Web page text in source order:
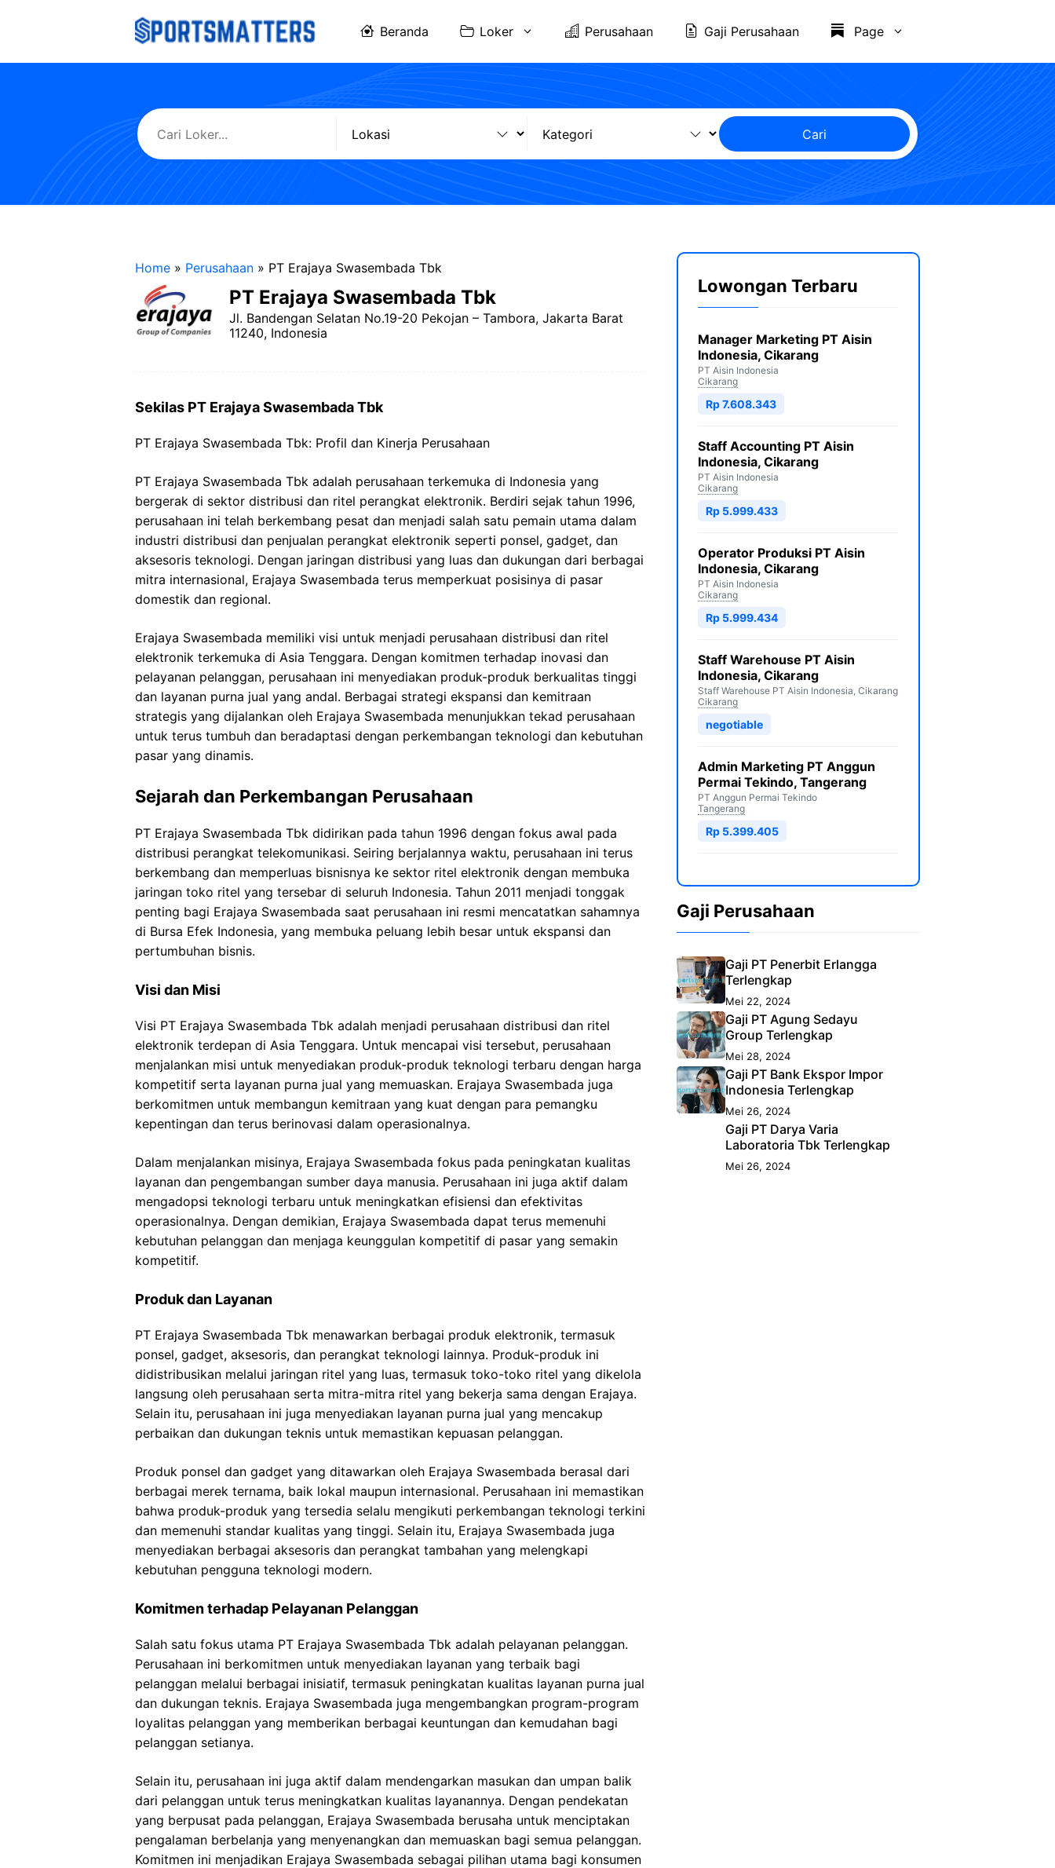
Beranda Loker Perusahaan Gaji Perusahaan Page
Cari
Home » Perusahaan » PT Erajaya Swasembada Tbk
PT Erajaya Swasembada Tbk
Jl. Bandengan Selatan No.19-20 Pekojan – Tambora, Jakarta Barat
11240, Indonesia
Sekilas PT Erajaya Swasembada Tbk
PT Erajaya Swasembada Tbk: Profil dan Kinerja Perusahaan
PT Erajaya Swasembada Tbk adalah perusahaan terkemuka di Indonesia yang
bergerak di sektor distribusi dan ritel perangkat elektronik. Berdiri sejak tahun 1996,
perusahaan ini telah berkembang pesat dan menjadi salah satu pemain utama dalam
industri distribusi dan penjualan perangkat elektronik seperti ponsel, gadget, dan
aksesoris teknologi. Dengan jaringan distribusi yang luas dan dukungan dari berbagai
mitra internasional, Erajaya Swasembada terus memperkuat posisinya di pasar
domestik dan regional.
Erajaya Swasembada memiliki visi untuk menjadi perusahaan distribusi dan ritel
elektronik terkemuka di Asia Tenggara. Dengan komitmen terhadap inovasi dan
pelayanan pelanggan, perusahaan ini menyediakan produk-produk berkualitas tinggi
dan layanan purna jual yang andal. Berbagai strategi ekspansi dan kemitraan
strategis yang dijalankan oleh Erajaya Swasembada menunjukkan tekad perusahaan
untuk terus tumbuh dan beradaptasi dengan perkembangan teknologi dan kebutuhan
pasar yang dinamis.
Sejarah dan Perkembangan Perusahaan
PT Erajaya Swasembada Tbk didirikan pada tahun 1996 dengan fokus awal pada
distribusi perangkat telekomunikasi. Seiring berjalannya waktu, perusahaan ini terus
berkembang dan memperluas bisnisnya ke sektor ritel elektronik dengan membuka
jaringan toko ritel yang tersebar di seluruh Indonesia. Tahun 2011 menjadi tonggak
penting bagi Erajaya Swasembada saat perusahaan ini resmi mencatatkan sahamnya
di Bursa Efek Indonesia, yang membuka peluang lebih besar untuk ekspansi dan
pertumbuhan bisnis.
Visi dan Misi
Visi PT Erajaya Swasembada Tbk adalah menjadi perusahaan distribusi dan ritel
elektronik terdepan di Asia Tenggara. Untuk mencapai visi tersebut, perusahaan
menjalankan misi untuk menyediakan produk-produk teknologi terbaru dengan harga
kompetitif serta layanan purna jual yang memuaskan. Erajaya Swasembada juga
berkomitmen untuk membangun kemitraan yang kuat dengan para pemangku
kepentingan dan terus berinovasi dalam operasionalnya.
Dalam menjalankan misinya, Erajaya Swasembada fokus pada peningkatan kualitas
layanan dan pengembangan sumber daya manusia. Perusahaan ini juga aktif dalam
mengadopsi teknologi terbaru untuk meningkatkan efisiensi dan efektivitas
operasionalnya. Dengan demikian, Erajaya Swasembada dapat terus memenuhi
kebutuhan pelanggan dan menjaga keunggulan kompetitif di pasar yang semakin
kompetitif.
Produk dan Layanan
PT Erajaya Swasembada Tbk menawarkan berbagai produk elektronik, termasuk
ponsel, gadget, aksesoris, dan perangkat teknologi lainnya. Produk-produk ini
didistribusikan melalui jaringan ritel yang luas, termasuk toko-toko ritel yang dikelola
langsung oleh perusahaan serta mitra-mitra ritel yang bekerja sama dengan Erajaya.
Selain itu, perusahaan ini juga menyediakan layanan purna jual yang mencakup
perbaikan dan dukungan teknis untuk memastikan kepuasan pelanggan.
Produk ponsel dan gadget yang ditawarkan oleh Erajaya Swasembada berasal dari
berbagai merek ternama, baik lokal maupun internasional. Perusahaan ini memastikan
bahwa produk-produk yang tersedia selalu mengikuti perkembangan teknologi terkini
dan memenuhi standar kualitas yang tinggi. Selain itu, Erajaya Swasembada juga
menyediakan berbagai aksesoris dan perangkat tambahan yang melengkapi
kebutuhan pengguna teknologi modern.
Komitmen terhadap Pelayanan Pelanggan
Salah satu fokus utama PT Erajaya Swasembada Tbk adalah pelayanan pelanggan.
Perusahaan ini berkomitmen untuk menyediakan layanan yang terbaik bagi
pelanggan melalui berbagai inisiatif, termasuk peningkatan kualitas layanan purna jual
dan dukungan teknis. Erajaya Swasembada juga mengembangkan program-program
loyalitas pelanggan yang memberikan berbagai keuntungan dan kemudahan bagi
pelanggan setianya.
Selain itu, perusahaan ini juga aktif dalam mendengarkan masukan dan umpan balik
dari pelanggan untuk terus meningkatkan kualitas layanannya. Dengan pendekatan
yang berpusat pada pelanggan, Erajaya Swasembada berusaha untuk menciptakan
pengalaman berbelanja yang menyenangkan dan memuaskan bagi semua pelanggan.
Komitmen ini menjadikan Erajaya Swasembada sebagai pilihan utama bagi konsumen
Lowongan Terbaru
Manager Marketing PT Aisin
Indonesia, Cikarang
PT Aisin Indonesia
Cikarang
Rp 7.608.343
Staff Accounting PT Aisin
Indonesia, Cikarang
PT Aisin Indonesia
Cikarang
Rp 5.999.433
Operator Produksi PT Aisin
Indonesia, Cikarang
PT Aisin Indonesia
Cikarang
Rp 5.999.434
Staff Warehouse PT Aisin
Indonesia, Cikarang
Staff Warehouse PT Aisin Indonesia, Cikarang
Cikarang
negotiable
Admin Marketing PT Anggun
Permai Tekindo, Tangerang
PT Anggun Permai Tekindo
Tangerang
Rp 5.399.405
Gaji Perusahaan
Gaji PT Penerbit Erlangga
Terlengkap
Mei 22, 2024
Gaji PT Agung Sedayu
Group Terlengkap
Mei 28, 2024
Gaji PT Bank Ekspor Impor
Indonesia Terlengkap
Mei 26, 2024
Gaji PT Darya Varia
Laboratoria Tbk Terlengkap
Mei 26, 2024